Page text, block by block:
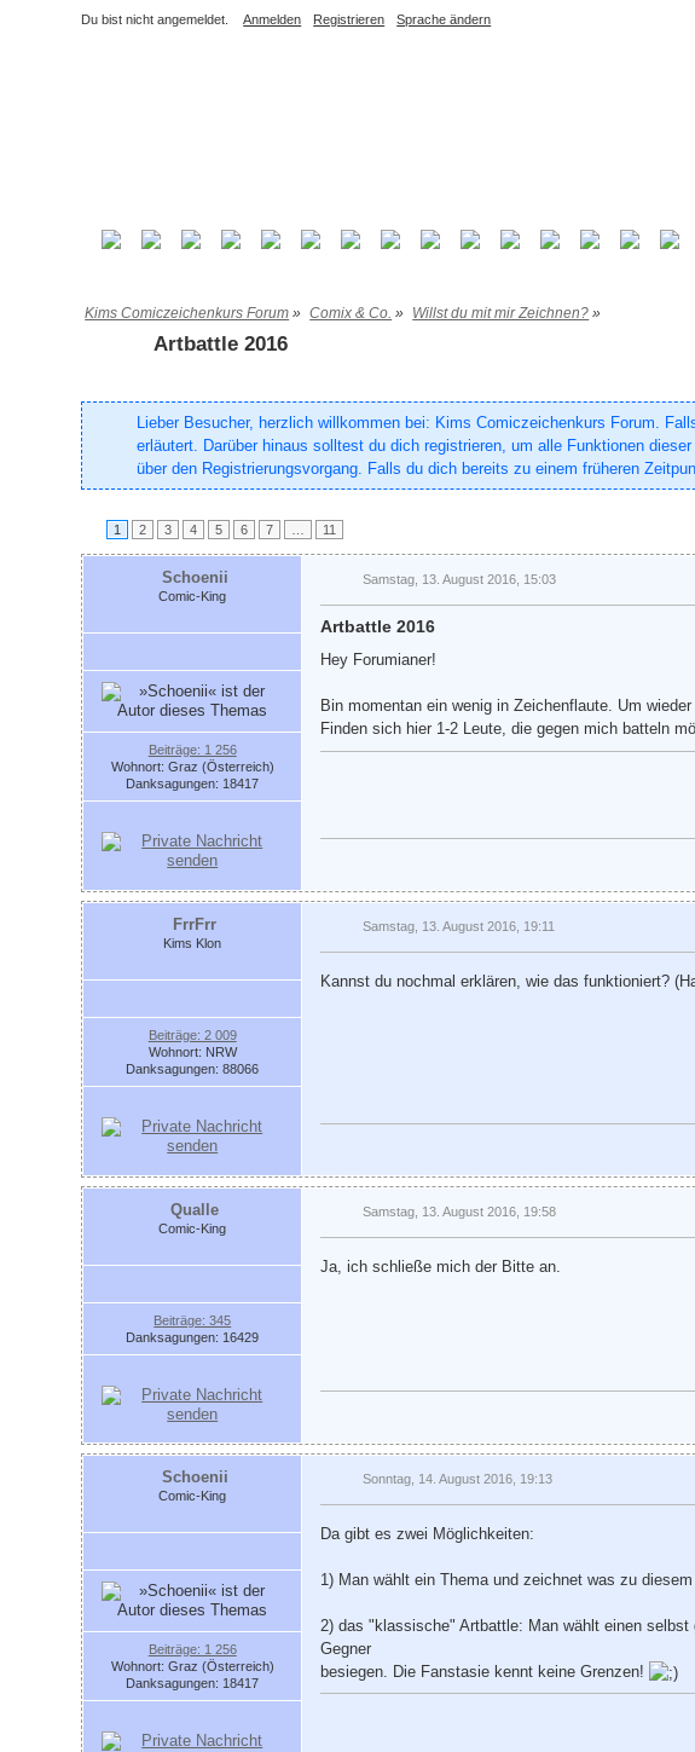
Du bist nicht angemeldet. Anmelden Registrieren Sprache ändern
Kims Comiczeichenkurs Forum » Comix & Co. » Willst du mit mir Zeichnen? »
Artbattle 2016
Lieber Besucher, herzlich willkommen bei: Kims Comiczeichenkurs Forum.
erläutert. Darüber hinaus solltest du dich registrieren, um alle Funktionen
über den Registrierungsvorgang. Falls du dich bereits zu einem früheren
1 2 3 4 5 6 7 … 11
Schoenii
Comic-King
Beiträge: 1 256
Wohnort: Graz (Österreich)
Danksagungen: 18417
Samstag, 13. August 2016, 15:03
Artbattle 2016
Hey Forumianer!
Bin momentan ein wenig in Zeichenflaute. Um
Finden sich hier 1-2 Leute, die gegen mich batteln
FrrFrr
Kims Klon
Beiträge: 2 009
Wohnort: NRW
Danksagungen: 88066
Samstag, 13. August 2016, 19:11
Kannst du nochmal erklären, wie das funktioniert?
Qualle
Comic-King
Beiträge: 345
Danksagungen: 16429
Samstag, 13. August 2016, 19:58
Ja, ich schließe mich der Bitte an.
Schoenii
Comic-King
Beiträge: 1 256
Wohnort: Graz (Österreich)
Danksagungen: 18417
Sonntag, 14. August 2016, 19:13
Da gibt es zwei Möglichkeiten:
1) Man wählt ein Thema und zeichnet was zu
2) das "klassische" Artbattle: Man wählt einen
Gegner
besiegen. Die Fanstasie kennt keine Grenzen!